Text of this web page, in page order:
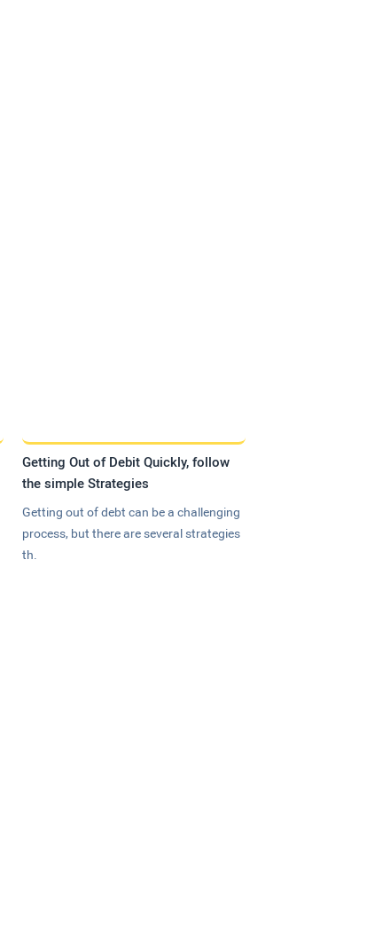
Getting Out of Debit Quickly, follow
the simple Strategies
Getting out of debt can be a challenging
process, but there are several strategies
th.